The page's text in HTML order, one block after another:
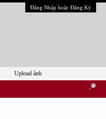
Đăng Nhập hoặc Đăng Ký
Upload ảnh